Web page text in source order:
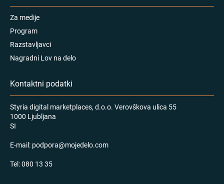
Za medije
Program
Razstavljavci
Nagradni Lov na delo
Kontaktni podatki
Styria digital marketplaces, d.o.o. Verovškova ulica 55
1000 Ljubljana
SI
E-mail: podpora@mojedelo.com
Tel:080 13 35